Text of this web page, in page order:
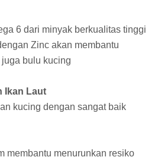
6 dari minyak berkualitas tinggi
Zinc akan membantu
bulu kucing
Ikan Laut
kucing dengan sangat baik
membantu menurunkan resiko